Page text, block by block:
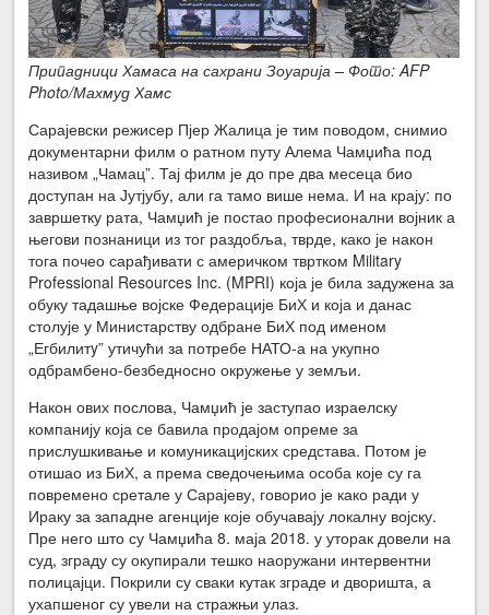
Припадници Хамаса на сахрани Зоуарија – Фото: AFP
Photo/Махмуд Хамс
Сарајевски режисер Пјер Жалица је тим поводом, снимио
документарни филм о ратном путу Алема Чамџића под
називом „Чамац”. Тај филм је до пре два месеца био
доступан на Јутјубу, али га тамо више нема. И на крају: по
завршетку рата, Чамџић је постао професионални војник а
његови познаници из тог раздобља, тврде, како је након
тога почео сарађивати с америчком твртком Military
Professional Resources Inc. (MPRI) која је била задужена за
обуку тадашње војске Федерације БиХ и која и данас
столује у Министарству одбране БиХ под именом
„Егбилитy” утичући за потребе НАТО-а на укупно
одбрамбено-безбедносно окружење у земљи.
Након ових послова, Чамџић је заступао израелску
компанију која се бавила продајом опреме за
прислушкивање и комуникацијских средстава. Потом је
отишао из БиХ, а према сведочењима особа које су га
повремено сретале у Сарајеву, говорио је како ради у
Ираку за западне агенције које обучавају локалну војску.
Пре него што су Чамџића 8. маја 2018. у уторак довели на
суд, зграду су окупирали тешко наоружани интервентни
полицајци. Покрили су сваки кутак зграде и дворишта, а
ухапшеног су увели на стражњи улаз.